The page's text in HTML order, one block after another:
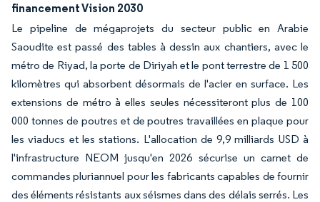
financement Vision 2030
Le pipeline de mégaprojets du secteur public en Arabie
Saoudite est passé des tables à dessin aux chantiers, avec le
métro de Riyad, la porte de Diriyah et le pont terrestre de 1 500
kilomètres qui absorbent désormais de l'acier en surface. Les
extensions de métro à elles seules nécessiteront plus de 100
000 tonnes de poutres et de poutres travaillées en plaque pour
les viaducs et les stations. L'allocation de 9,9 milliards USD à
l'infrastructure NEOM jusqu'en 2026 sécurise un carnet de
commandes pluriannuel pour les fabricants capables de fournir
des éléments résistants aux séismes dans des délais serrés. Les